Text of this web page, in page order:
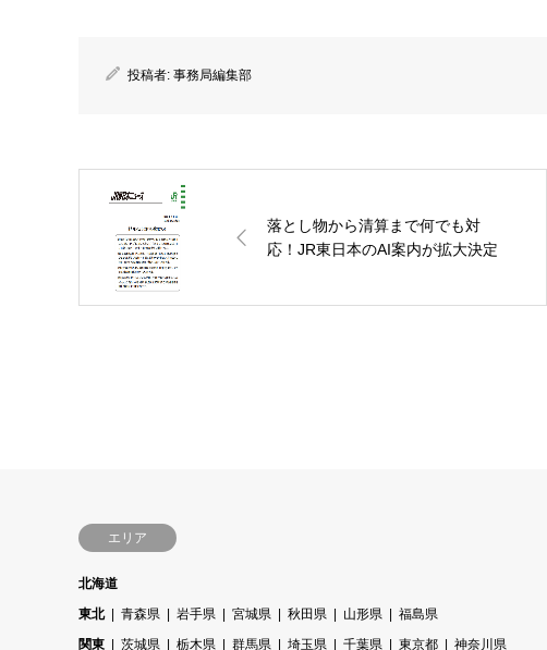
投稿者: 事務局編集部
落とし物から清算まで何でも対
応！JR東日本のAI案内が拡大決定
エリア
北海道
東北
青森県 岩手県 宮城県 秋田県 山形県
福島県
関東
茨城県 栃木県 群馬県 埼玉県 千葉県 東京都
神奈川県